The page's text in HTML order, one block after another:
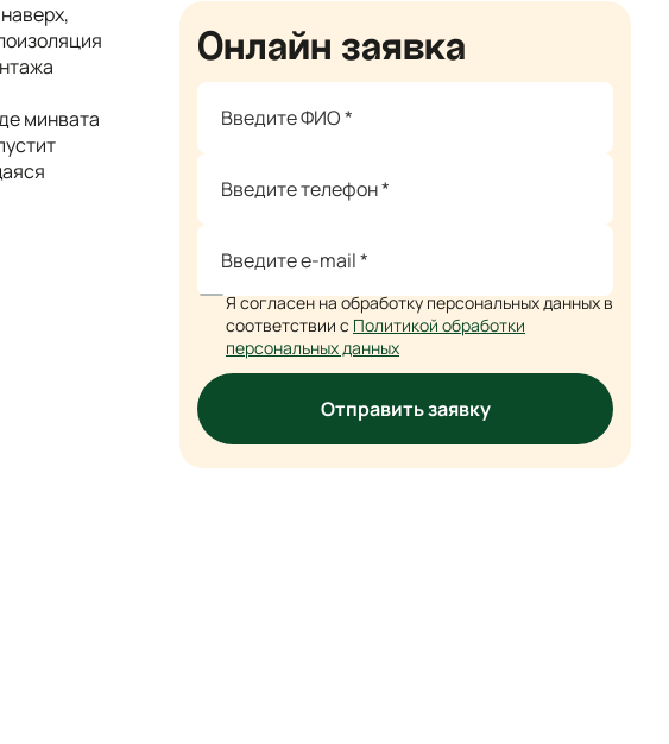
минвата
Онлайн заявка
Я согласен на обработку персональных данных в
соответствии с Политикой обработки
персональных данных
Отправить заявку